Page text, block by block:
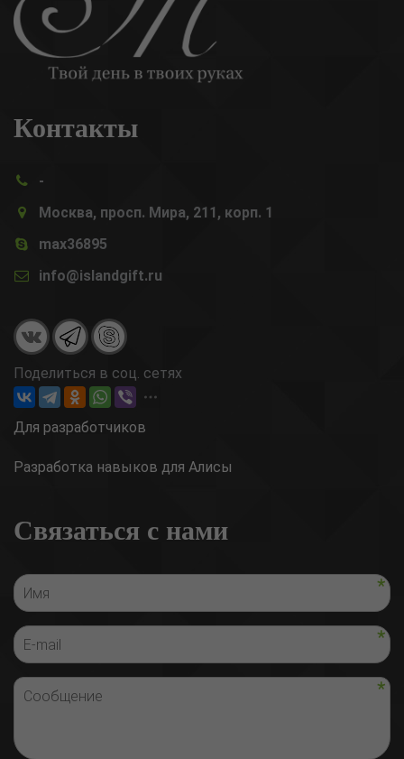
Контакты
-
Москва, просп. Мира, 211, корп. 1
max36895
info@islandgift.ru
Поделиться в соц. сетях
Для разработчиков
Разработка навыков для Алисы
Связаться с нами